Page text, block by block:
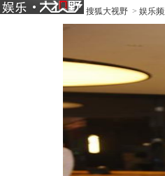
搜狐大视野 > 娱乐